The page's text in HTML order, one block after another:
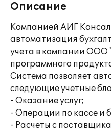
Описание
Компанией АИГ
автоматизация
учета в компании ООО
программного
Система позволяет
следующие учетные
- Оказание услуг;
- Операции по кассе и
- Расчеты с